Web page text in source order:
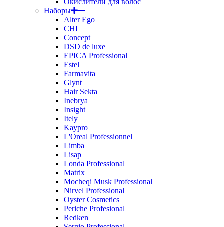
Окислители для волос
Наборы
Alter Ego
CHI
Concept
DSD de luxe
EPICA Professional
Estel
Farmavita
Glynt
Hair Sekta
Inebrya
Insight
Itely
Kaypro
L'Oreal Professionnel
Limba
Lisap
Londa Professional
Matrix
Mocheqi Musk Professional
Nirvel Professional
Oyster Cosmetics
Periche Profesional
Redken